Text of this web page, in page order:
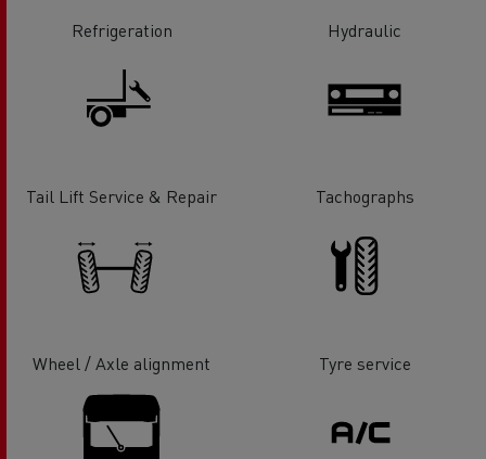
Refrigeration Hydraulic
Tail Lift Service & Repair Tachographs
Wheel / Axle alignment Tyre service